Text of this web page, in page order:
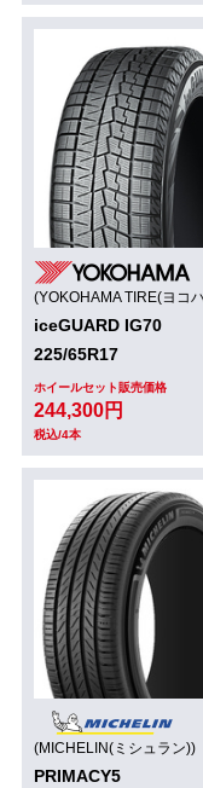
(YOKOHAMA TIRE(ヨコ
iceGUARD IG70
225/65R17
ホイールセット販売価格
244,300円
税込/4本
(MICHELIN(ミシュラン))
PRIMACY5